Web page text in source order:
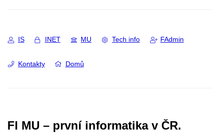
IS INET MU Tech info FAdmin
Kontakty Domů
FI MU – první informatika v ČR.